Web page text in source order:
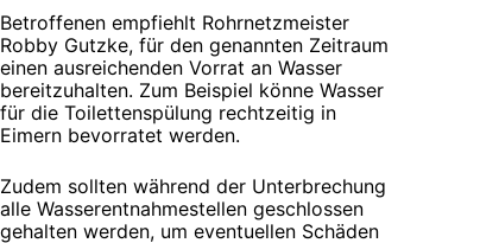
Betroffenen empfiehlt Rohrnetzmeister
Robby Gutzke, für den genannten Zeitraum
einen ausreichenden Vorrat an Wasser
bereitzuhalten. Zum Beispiel könne Wasser
für die Toilettenspülung rechtzeitig in
Eimern bevorratet werden.
Zudem sollten während der Unterbrechung
alle Wasserentnahmestellen geschlossen
gehalten werden, um eventuellen Schäden